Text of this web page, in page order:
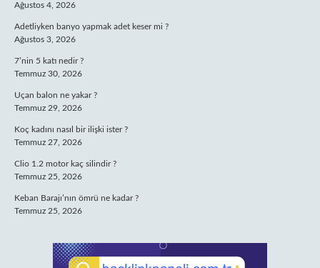
Ağustos 4, 2026
Adetliyken banyo yapmak adet keser mi ?
Ağustos 3, 2026
7’nin 5 katı nedir ?
Temmuz 30, 2026
Uçan balon ne yakar ?
Temmuz 29, 2026
Koç kadını nasıl bir ilişki ister ?
Temmuz 27, 2026
Clio 1.2 motor kaç silindir ?
Temmuz 25, 2026
Keban Barajı’nın ömrü ne kadar ?
Temmuz 25, 2026